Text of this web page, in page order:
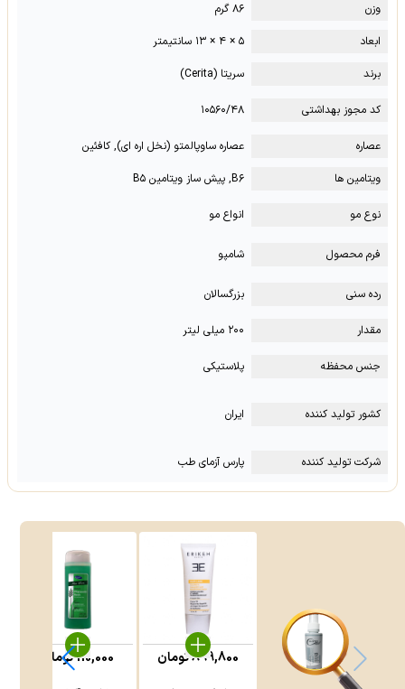
وزن
۸۶ گرم
ابعاد
۵ × ۴ × ۱۳ سانتیمتر
برند
سریتا (Cerita)
کد مجوز بهداشتی ۱۰۵۶۰/۴۸
عصاره
عصاره ساوپالمتو (نخل اره ای), کافئین
ویتامین ها
B۶, پیش ساز ویتامین B۵
نوع مو انواع مو
فرم محصول شامپو
رده سنی بزرگسالان
مقدار ۲۰۰ میلی لیتر
جنس محفظه پلاستیکی
کشور تولید کننده ایران
شرکت تولید کننده پارس آزمای طب
899,800تومان 110,000تومان